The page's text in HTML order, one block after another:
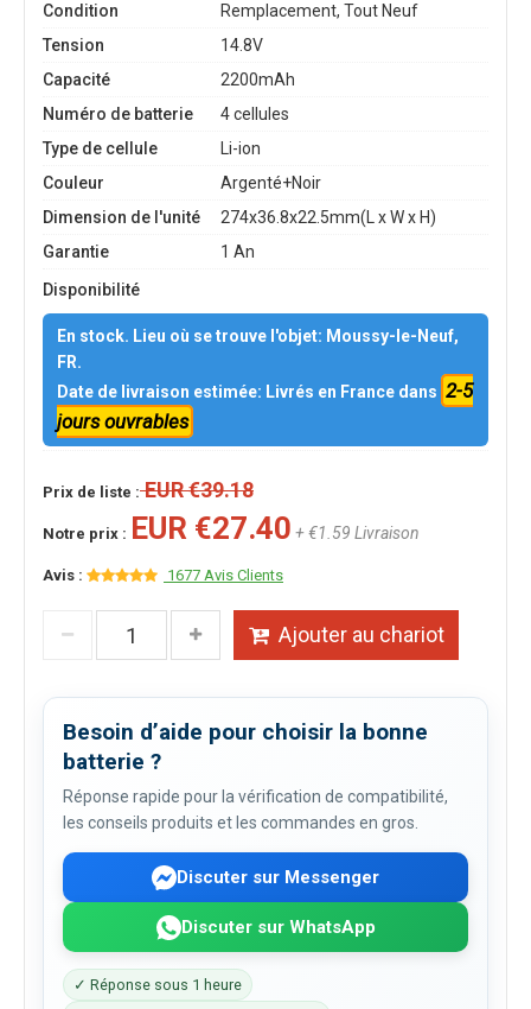
Condition
Remplacement, Tout Neuf
Tension
14.8V
Capacité
2200mAh
Numéro de batterie
4 cellules
Type de cellule
Li-ion
Couleur
Argenté+Noir
Dimension de l'unité
274x36.8x22.5mm(L x W x H)
Garantie
1 An
Disponibilité
En stock. Lieu où se trouve l'objet: Moussy-le-Neuf,
FR.
Date de livraison estimée: Livrés en France dans 2-5
jours ouvrables
Prix de liste :EUR €39.18
Notre prix : EUR €27.40 + €1.59 Livraison
Avis : 1677 Avis Clients
Ajouter au chariot
Besoin d’aide pour choisir la bonne
batterie ?
Réponse rapide pour la vérification de compatibilité,
les conseils produits et les commandes en gros.
Discuter sur Messenger
Discuter sur WhatsApp
✓ Réponse sous 1 heure